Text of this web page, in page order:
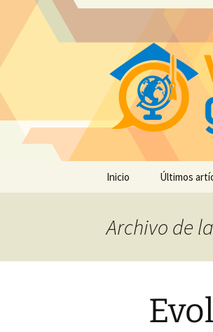
Inicio Últimos
Archivo de